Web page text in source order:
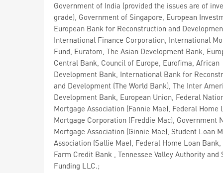
Government of India (provided the issues are of
grade), Government of Singapore, European
European Bank for Reconstruction and
International Finance Corporation, International
Fund, Euratom, The Asian Development Bank,
Central Bank, Council of Europe, Eurofima, African
Development Bank, International Bank for
and Development (The World Bank), The Inter
Development Bank, European Union, Federal
Mortgage Association (Fannie Mae), Federal Home
Mortgage Corporation (Freddie Mac), Government
Mortgage Association (Ginnie Mae), Student Loan
Association (Sallie Mae), Federal Home Loan
Farm Credit Bank , Tennessee Valley Authority and
Funding LLC.;